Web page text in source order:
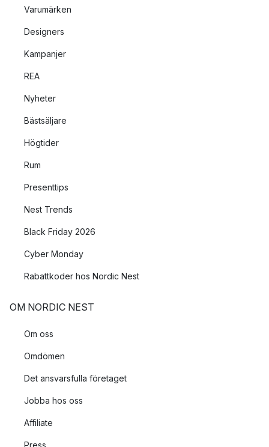
Varumärken
Designers
Kampanjer
REA
Nyheter
Bästsäljare
Högtider
Rum
Presenttips
Nest Trends
Black Friday 2026
Cyber Monday
Rabattkoder hos Nordic Nest
OM NORDIC NEST
Om oss
Omdömen
Det ansvarsfulla företaget
Jobba hos oss
Affiliate
Press